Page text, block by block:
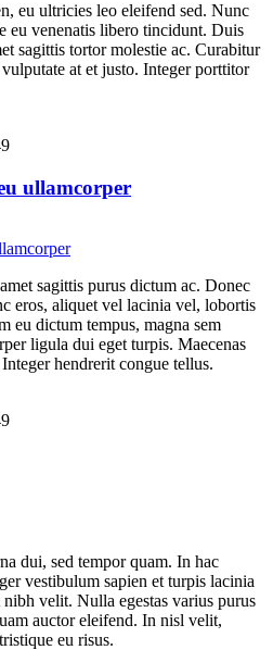
eu ultricies leo eleifend sed. Nunc
eu venenatis libero tincidunt. Duis
sagittis tortor molestie ac. Curabitur
at et justo. Integer porttitor
ullamcorper
sagittis purus dictum ac. Donec
eros, aliquet vel lacinia vel, lobortis
eu dictum tempus, magna sem
ligula dui eget turpis. Maecenas
hendrerit congue tellus.
dui, sed tempor quam. In hac
vestibulum sapien et turpis lacinia
velit. Nulla egestas varius purus
auctor eleifend. In nisl velit,
eu risus.